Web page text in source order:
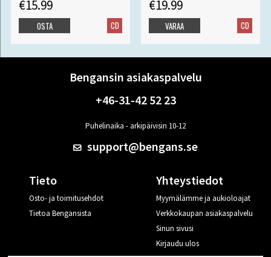
€15.99
CD
OSTA
€19.99
CD
VARAA
Bengansin asiakaspalvelu
+46-31-42 52 23
Puhelinaika - arkipäivisin 10-12
support@bengans.se
Tieto
Osto- ja toimitusehdot
Tietoa Bengansista
Yhteystiedot
Myymälämme ja aukioloajat
Verkkokaupan asiakaspalvelu
Sinun sivusi
Kirjaudu ulos